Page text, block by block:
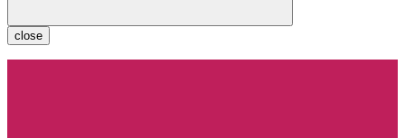
close